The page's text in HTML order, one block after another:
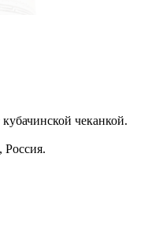
чеканкой.
Россия.